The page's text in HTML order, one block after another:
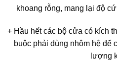
khoang rỗng, mang lại độ
+ Hầu hết các bộ cửa có kích
buộc phải dùng nhôm hệ để
lượng